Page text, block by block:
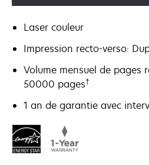
Laser couleur
Impression recto-verso:
Volume mensuel de pages
50000 pages†
1 an de garantie avec